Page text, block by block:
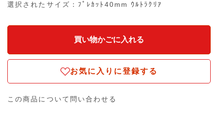
選択されたサイズ：ﾌﾟﾚｶｯﾄ40mm ｳﾙﾄﾗｸﾘｱ
お気に入りに登録する
この商品について問い合わせる